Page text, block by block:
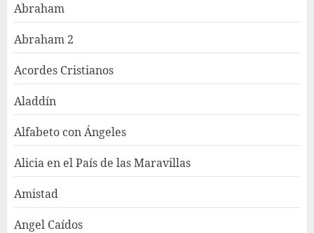
Abraham
Abraham 2
Acordes Cristianos
Aladdín
Alfabeto con Ángeles
Alicia en el País de las Maravillas
Amistad
Angel Caídos